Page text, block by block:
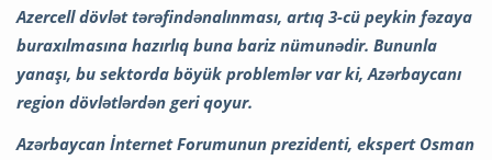
Azercell dövlət tərəfindənalınması, artıq 3-cü peykin fəzaya
buraxılmasına hazırlıq buna bariz nümunədir. Bununla
yanaşı, bu sektorda böyük problemlər var ki, Azərbaycanı
region dövlətlərdən geri qoyur.
Azərbaycan İnternet Forumunun prezidenti, ekspert Osman